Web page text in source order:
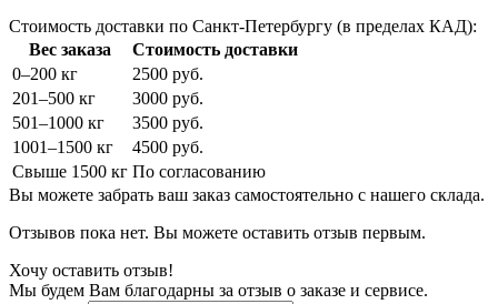
Стоимость доставки по Санкт-Петербургу (в пределах КАД):
Вес заказа
Стоимость доставки
0–200 кг
2500 руб.
201–500 кг
3000 руб.
501–1000 кг
3500 руб.
1001–1500 кг
4500 руб.
Свыше 1500 кг По согласованию
Вы можете забрать ваш заказ самостоятельно с нашего склада.
Отзывов пока нет. Вы можете оставить отзыв первым.
Хочу оставить отзыв!
Мы будем Вам благодарны за отзыв о заказе и сервисе.